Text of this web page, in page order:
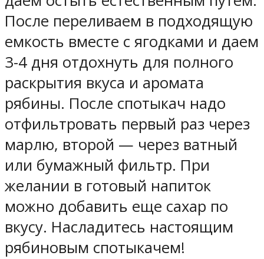
После переливаем в подходящую
емкость вместе с ягодками и даем
3-4 дня отдохнуть для полного
раскрытия вкуса и аромата
рябины. После спотыкач надо
отфильтровать первый раз через
марлю, второй — через ватный
или бумажный фильтр. При
желании в готовый напиток
можно добавить еще сахар по
вкусу. Насладитесь настоящим
рябиновым спотыкачем!